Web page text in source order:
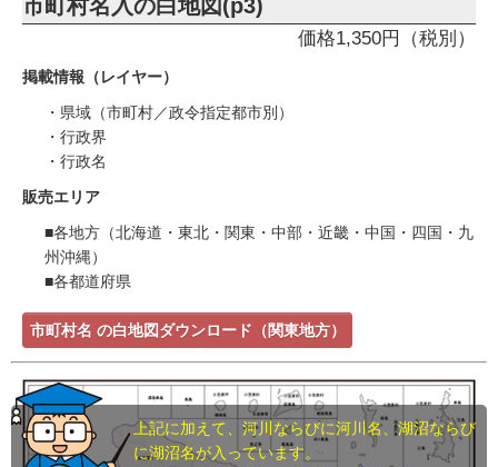
市町村名入の白地図(p3)
価格1,350円（税別）
掲載情報（レイヤー）
・県域（市町村／政令指定都市別）
・行政界
・行政名
販売エリア
■各地方（北海道・東北・関東・中部・近畿・中国・四国・九
州沖縄）
■各都道府県
市町村名 の白地図ダウンロード（関東地方）
上記に加えて、河川ならびに河川名、湖沼ならび
に湖沼名が入っています。